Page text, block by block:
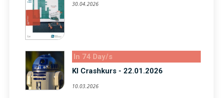
30.04.2026
In 74 Day/s
KI Crashkurs - 22.01.2026
10.03.2026